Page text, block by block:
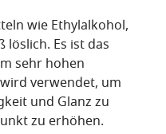
wie Ethylalkohol,
löslich. Es ist das
sehr hohen
verwendet, um
und Glanz zu
zu erhöhen.